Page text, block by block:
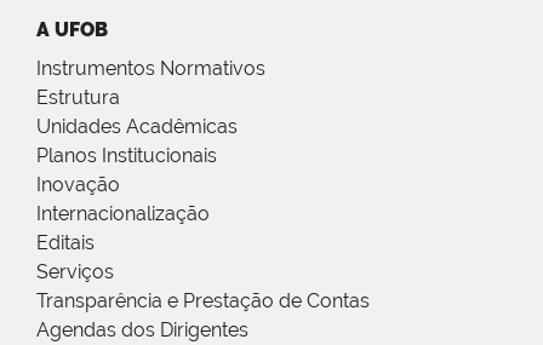
A UFOB
Instrumentos Normativos
Estrutura
Unidades Acadêmicas
Planos Institucionais
Inovação
Internacionalização
Editais
Serviços
Transparência e Prestação de Contas
Agendas dos Dirigentes